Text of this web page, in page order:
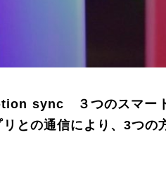
sync ３つのスマート
との通信により、3つの